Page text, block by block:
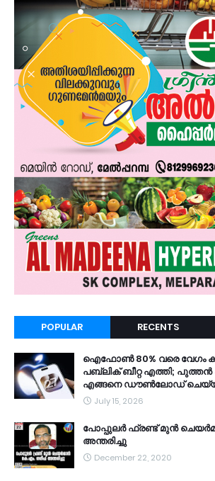
POPULAR RECENTS
ഐഫോൺ 80% വരെ വേഗം
പബ്ലിക് ബീറ്റ എത്തി; പുത്തൻ
എങ്ങനെ ഡൗൺലോഡ്
July 15, 2026
പോപ്പുലർ ഫ്രണ്ട്​ മുൻ
അന്തരിച്ചു
December 22, 2020